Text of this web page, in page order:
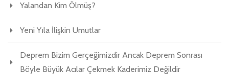
Yalandan Kim Ölmüş?
Yeni Yıla İlişkin Umutlar
Deprem Bizim Gerçeğimizdir Ancak Deprem Sonrası
Böyle Büyük Acılar Çekmek Kaderimiz Değildir